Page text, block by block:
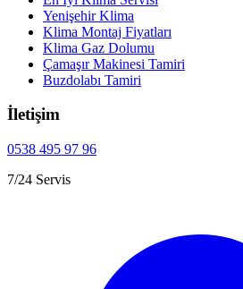
Yenişehir Klima
Klima Montaj Fiyatları
Klima Gaz Dolumu
Çamaşır Makinesi Tamiri
Buzdolabı Tamiri
İletişim
0538 495 97 96
7/24 Servis